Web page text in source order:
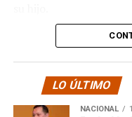
La solidaridad y
sino que se superó
cómputo dado a
$3.689.545.200.
LO ÚLTIMO
NACIONAL